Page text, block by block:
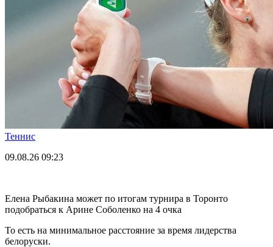
Теннис
09.08.26 09:23
Елена Рыбакина может по итогам турнира в Торонто
подобраться к Арине Соболенко на 4 очка
То есть на минимальное расстояние за время лидерства
белоруски.